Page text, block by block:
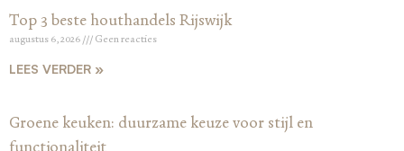
Top 3 beste houthandels Rijswijk
augustus 6, 2026 Geen reacties
LEES VERDER »
Groene keuken: duurzame keuze voor stijl en
functionaliteit